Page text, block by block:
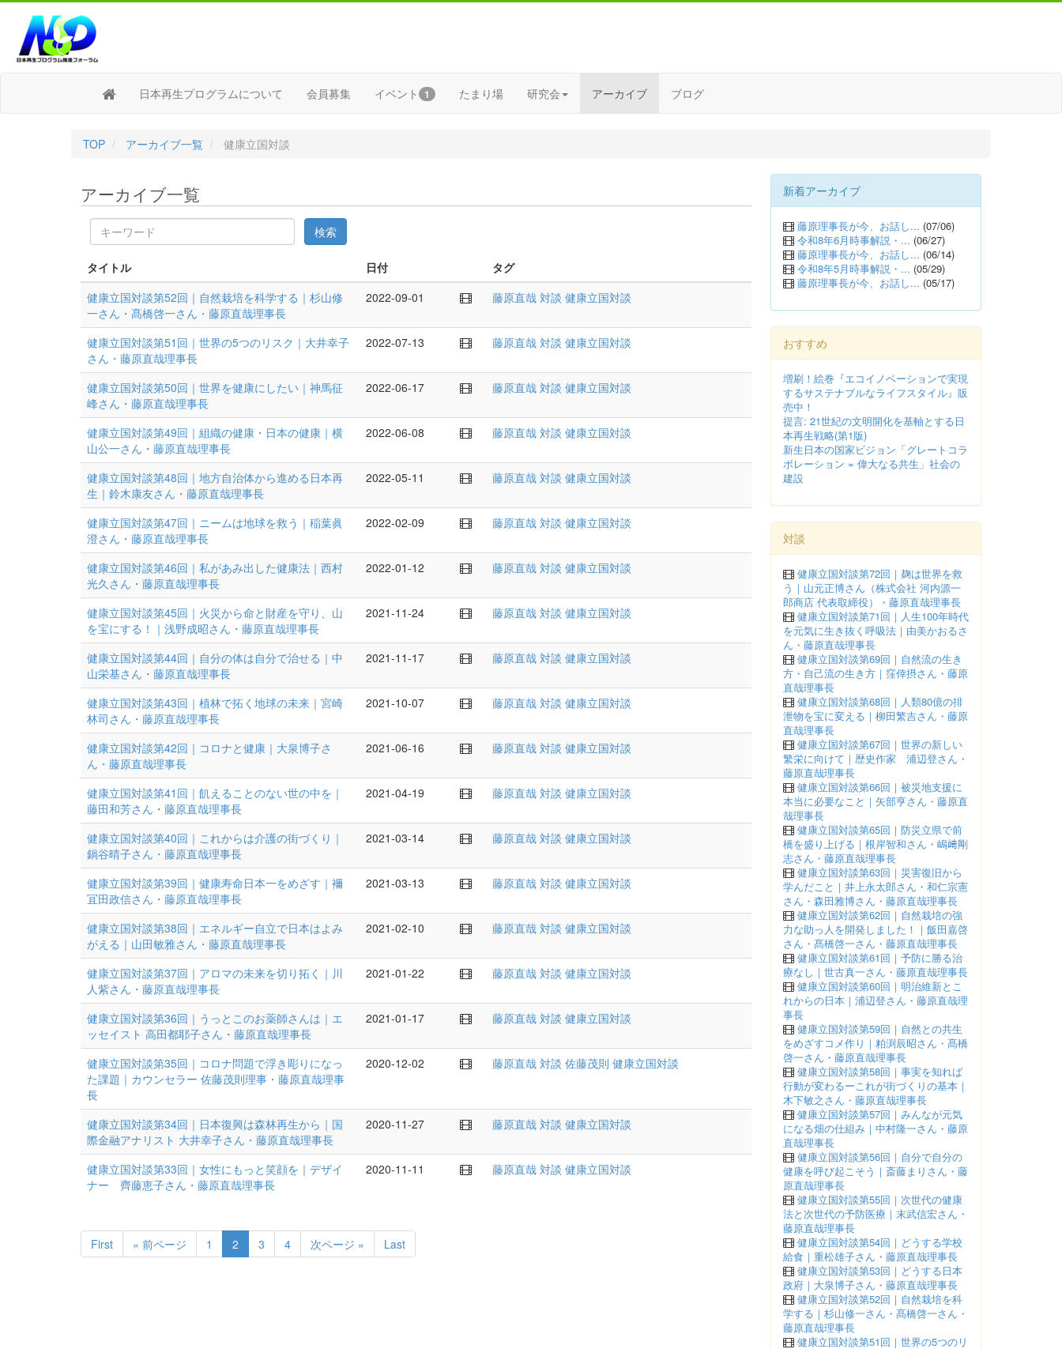
日本再生プログラムについて 会員募集 イベント 1 たまり場 研究会 アーカイブ ブログ
TOP アーカイブ一覧 健康立国対談
アーカイブ一覧
キ
ー
ー
検索
タイトル 日付
タグ
健康立国対談第52回｜自然栽培を科学する｜杉山修
一さん・髙橋啓一さん・藤原直哉理事長
2022-09-01 藤原直哉 対談 健康立国対談
健康立国対談第51回｜世界の5つのリスク｜大井幸子
さん・藤原直哉理事長
2022-07-13 藤原直哉 対談 健康立国対談
健康立国対談第50回｜世界を健康にしたい｜神馬征
峰さん・藤原直哉理事長
2022-06-17 藤原直哉 対談 健康立国対談
健康立国対談第49回｜組織の健康・日本の健康｜横
山公一さん・藤原直哉理事長
2022-06-08 藤原直哉 対談 健康立国対談
健康立国対談第48回｜地方自治体から進める日本再
生｜鈴木康友さん・藤原直哉理事長
2022-05-11 藤原直哉 対談 健康立国対談
健康立国対談第47回｜ニームは地球を救う｜稲葉眞
澄さん・藤原直哉理事長
2022-02-09 藤原直哉 対談 健康立国対談
健康立国対談第46回｜私があみ出した健康法｜西村
光久さん・藤原直哉理事長
2022-01-12 藤原直哉 対談 健康立国対談
健康立国対談第45回｜火災から命と財産を守り、山
を宝にする！｜浅野成昭さん・藤原直哉理事長
2021-11-24 藤原直哉 対談 健康立国対談
健康立国対談第44回｜自分の体は自分で治せる｜中
山栄基さん・藤原直哉理事長
2021-11-17 藤原直哉 対談 健康立国対談
健康立国対談第43回｜植林で拓く地球の未来｜宮崎
林司さん・藤原直哉理事長
2021-10-07 藤原直哉 対談 健康立国対談
健康立国対談第42回｜コロナと健康｜大泉博子さ
ん・藤原直哉理事長
2021-06-16 藤原直哉 対談 健康立国対談
健康立国対談第41回｜飢えることのない世の中を｜
藤田和芳さん・藤原直哉理事長
2021-04-19 藤原直哉 対談 健康立国対談
健康立国対談第40回｜これからは介護の街づくり｜
鍋谷晴子さん・藤原直哉理事長
2021-03-14 藤原直哉 対談 健康立国対談
健康立国対談第39回｜健康寿命日本一をめざす｜襧
冝田政信さん・藤原直哉理事長
2021-03-13 藤原直哉 対談 健康立国対談
健康立国対談第38回｜エネルギー自立で日本はよみ
がえる｜山田敏雅さん・藤原直哉理事長
2021-02-10 藤原直哉 対談 健康立国対談
健康立国対談第37回｜アロマの未来を切り拓く｜川
人紫さん・藤原直哉理事長
2021-01-22 藤原直哉 対談 健康立国対談
健康立国対談第36回｜うっとこのお薬師さんは｜エ
ッセイスト 高田都耶子さん・藤原直哉理事長
2021-01-17 藤原直哉 対談 健康立国対談
健康立国対談第35回｜コロナ問題で浮き彫りになっ
た課題｜カウンセラー 佐藤茂則理事・藤原直哉理事
長
2020-12-02 藤原直哉 対談 佐藤茂則 健康立国対談
健康立国対談第34回｜日本復興は森林再生から｜国
際金融アナリスト 大井幸子さん・藤原直哉理事長
2020-11-27 藤原直哉 対談 健康立国対談
健康立国対談第33回｜女性にもっと笑顔を｜デザイ
ナー 齊藤恵子さん・藤原直哉理事長
2020-11-11 藤原直哉 対談 健康立国対談
First « 前ページ 1 2 3 4 次ページ » Last
新着アーカイブ
藤原理事長が今、お話し... (07/06)
令和8年6月時事解説・... (06/27)
藤原理事長が今、お話し... (06/14)
令和8年5月時事解説・... (05/29)
藤原理事長が今、お話し... (05/17)
おすすめ
増刷！絵巻『エコイノベーションで実現
するサステナブルなライフスタイル』販
売中！
提言: 21世紀の文明開化を基軸とする日
本再生戦略(第1版)
新生日本の国家ビジョン「グレートコラ
ボレーション = 偉大なる共生」社会の
建設
対談
健康立国対談第72回｜麹は世界を救
う｜山元正博さん（株式会社 河内源一
郎商店 代表取締役）・藤原直哉理事長
健康立国対談第71回｜人生100年時代
を元気に生き抜く呼吸法｜由美かおるさ
ん・藤原直哉理事長
健康立国対談第69回｜自然流の生き
方・自己流の生き方｜窪倖摂さん・藤原
直哉理事長
健康立国対談第68回｜人類80億の排
泄物を宝に変える｜柳田繁吉さん・藤原
直哉理事長
健康立国対談第67回｜世界の新しい
繁栄に向けて｜歴史作家 浦辺登さん・
藤原直哉理事長
健康立国対談第66回｜被災地支援に
本当に必要なこと｜矢部亨さん・藤原直
哉理事長
健康立国対談第65回｜防災立県で前
橋を盛り上げる｜根岸智和さん・嶋﨑剛
志さん・藤原直哉理事長
健康立国対談第63回｜災害復旧から
学んだこと｜井上永太郎さん・和仁宗憲
さん・森田雅博さん・藤原直哉理事長
健康立国対談第62回｜自然栽培の強
力な助っ人を開発しました！｜飯田嘉啓
さん・髙橋啓一さん・藤原直哉理事長
健康立国対談第61回｜予防に勝る治
療なし｜世古真一さん・藤原直哉理事長
健康立国対談第60回｜明治維新とこ
れからの日本｜浦辺登さん・藤原直哉理
事長
健康立国対談第59回｜自然との共生
をめざすコメ作り｜粕渕辰昭さん・髙橋
啓一さん・藤原直哉理事長
健康立国対談第58回｜事実を知れば
行動が変わるーこれが街づくりの基本｜
木下敏之さん・藤原直哉理事長
健康立国対談第57回｜みんなが元気
になる畑の仕組み｜中村隆一さん・藤原
直哉理事長
健康立国対談第56回｜自分で自分の
健康を呼び起こそう｜斎藤まりさん・藤
原直哉理事長
健康立国対談第55回｜次世代の健康
法と次世代の予防医療｜末武信宏さん・
藤原直哉理事長
健康立国対談第54回｜どうする学校
給食｜重松雄子さん・藤原直哉理事長
健康立国対談第53回｜どうする日本
政府｜大泉博子さん・藤原直哉理事長
健康立国対談第52回｜自然栽培を科
学する｜杉山修一さん・髙橋啓一さん・
藤原直哉理事長
健康立国対談第51回｜世界の5つのリ